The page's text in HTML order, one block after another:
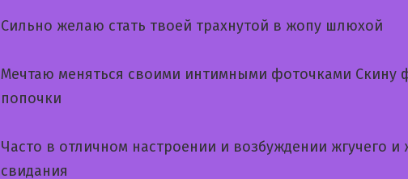
Сильно желаю стать твоей трахнутой в жопу шлюхой
Мечтаю меняться своими интимными фоточками Скину
попочки
Часто в отличном настроении и возбуждении жгучего и
свидания